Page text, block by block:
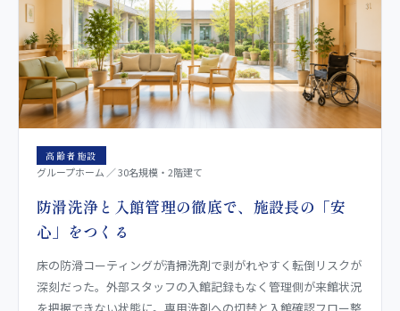
高齢者施設
グループホーム ／ 30名規模・2階建て
防滑洗浄と入館管理の徹底で、施設長の「安
心」をつくる
床の防滑コーティングが清掃洗剤で剥がれやすく転倒リスクが
深刻だった。外部スタッフの入館記録もなく管理側が来館状況